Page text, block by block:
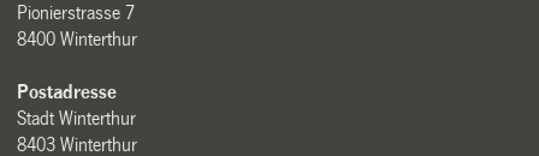
Pionierstrasse 7
8400 Winterthur
Postadresse
Stadt Winterthur
8403 Winterthur